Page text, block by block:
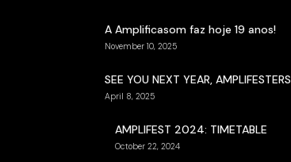
A Amplificasom faz hoje 19 anos!
November 10, 2025
SEE YOU NEXT YEAR, AMPLIFESTERS
April 8, 2025
AMPLIFEST 2024: TIMETABLE
October 22, 2024